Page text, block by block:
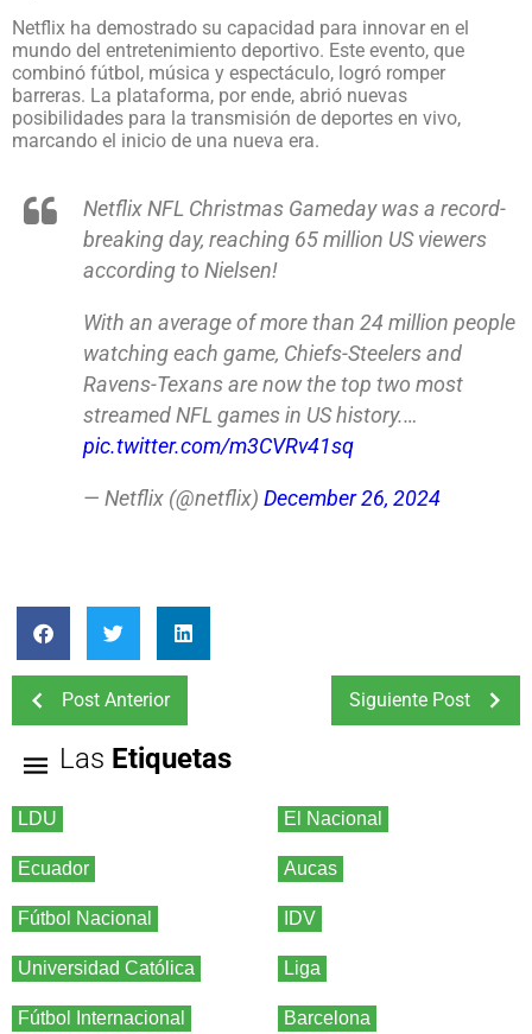
Netflix ha demostrado su capacidad para innovar en el
mundo del entretenimiento deportivo. Este evento, que
combinó fútbol, música y espectáculo, logró romper
barreras. La plataforma, por ende, abrió nuevas
posibilidades para la transmisión de deportes en vivo,
marcando el inicio de una nueva era.
Netflix NFL Christmas Gameday was a record-
breaking day, reaching 65 million US viewers
according to Nielsen!
With an average of more than 24 million people
watching each game, Chiefs-Steelers and
Ravens-Texans are now the top two most
streamed NFL games in US history.…
pic.twitter.com/m3CVRv41sq
— Netflix (@netflix) December 26, 2024
Post Anterior Siguiente Post
Las Etiquetas
LDU El Nacional
Ecuador Aucas
Fútbol Nacional IDV
Universidad Católica Liga
Fútbol Internacional Barcelona